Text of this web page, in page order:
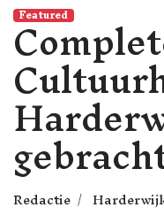
Featured
Redactie